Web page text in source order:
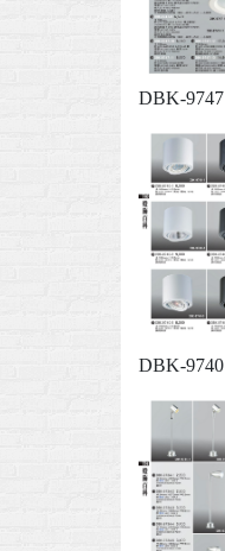
DBK-9747
DBK-9740